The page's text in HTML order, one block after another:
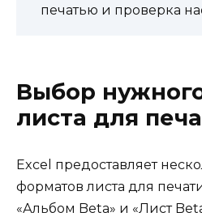
печатью и проверка
Выбор
листа для
Excel предоставляет
форматов листа для
«Альбом Beta» и «Лист